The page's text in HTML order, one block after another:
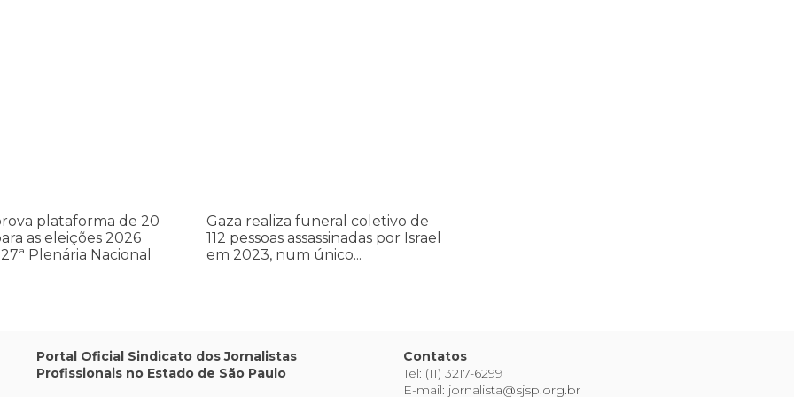
plataforma de 20
as eleições 2026
Plenária Nacional
por
Israel
em
aéreo
Gaza realiza funeral coletivo de
112 pessoas assassinadas por Israel
em 2023, num único...
Portal Oficial Sindicato dos Jornalistas
Profissionais no Estado de São Paulo
Contatos
Tel: (11) 3217-6299
E-mail: jornalista@sjsp.org.br